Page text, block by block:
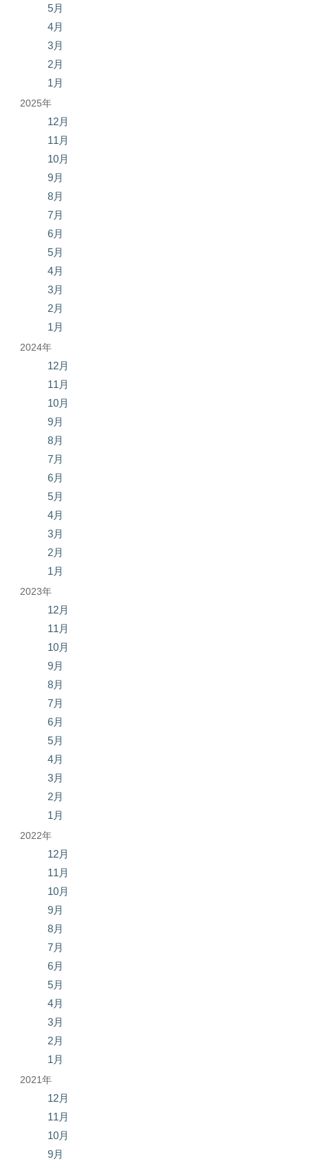
5月
4月
3月
2月
1月
2025年
12月
11月
10月
9月
8月
7月
6月
5月
4月
3月
2月
1月
2024年
12月
11月
10月
9月
8月
7月
6月
5月
4月
3月
2月
1月
2023年
12月
11月
10月
9月
8月
7月
6月
5月
4月
3月
2月
1月
2022年
12月
11月
10月
9月
8月
7月
6月
5月
4月
3月
2月
1月
2021年
12月
11月
10月
9月